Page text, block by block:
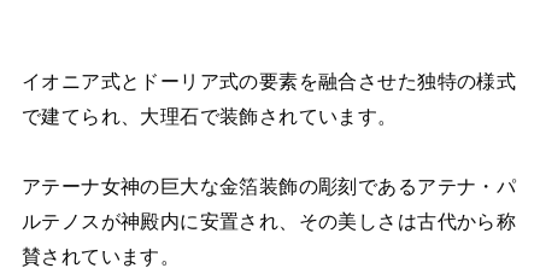
イオニア式とドーリア式の要素を融合させた独特の様式
で建てられ、大理石で装飾されています。
アテーナ女神の巨大な金箔装飾の彫刻であるアテナ・パ
ルテノスが神殿内に安置され、その美しさは古代から称
賛されています。